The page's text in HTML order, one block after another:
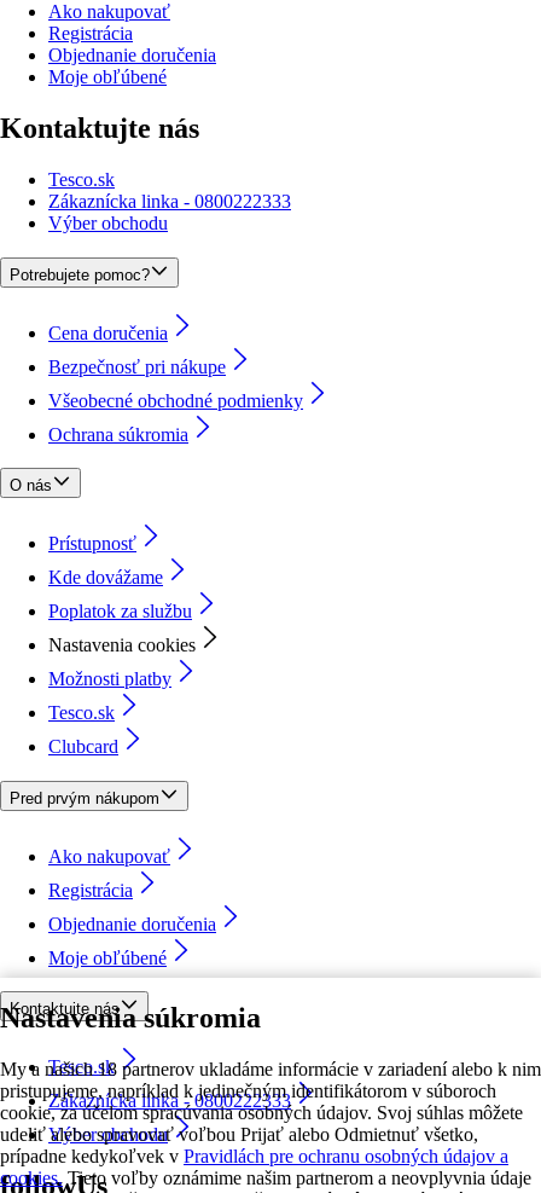
Nastavenia súkromia
My a našich 18 partnerov ukladáme informácie v zariadení alebo k nim
pristupujeme, napríklad k jedinečným identifikátorom v súboroch
cookie, za účelom spracúvania osobných údajov. Svoj súhlas môžete
udeliť alebo spravovať voľbou Prijať alebo Odmietnuť všetko,
prípadne kedykoľvek v Pravidlách pre ochranu osobných údajov a
cookies. Tieto voľby oznámime našim partnerom a neovplyvnia údaje
Ako nakupovať
Registrácia
Objednanie doručenia
Moje obľúbené
Kontaktujte nás
Tesco.sk
Zákaznícka linka - 0800222333
Výber obchodu
Potrebujete pomoc?
Cena doručenia
Bezpečnosť pri nákupe
Všeobecné obchodné podmienky
Ochrana súkromia
O nás
Prístupnosť
Kde dovážame
Poplatok za službu
Nastavenia cookies
Možnosti platby
Tesco.sk
Clubcard
Pred prvým nákupom
Ako nakupovať
Registrácia
Objednanie doručenia
Moje obľúbené
Kontaktujte nás
Tesco.sk
Zákaznícka linka - 0800222333
Výber obchodu
followUs